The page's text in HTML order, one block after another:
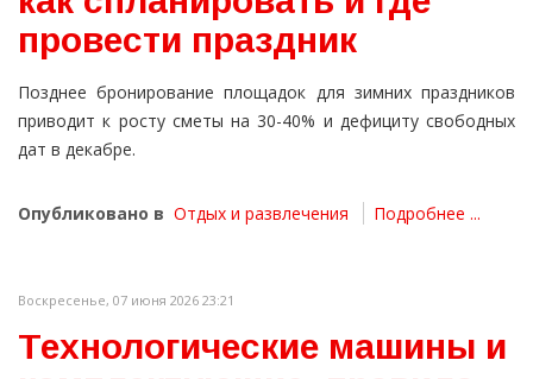
провести праздник
Позднее бронирование площадок для зимних праздников
приводит к росту сметы на 30-40% и дефициту свободных
дат в декабре.
Опубликовано в Отдых и развлечения Подробнее ...
Воскресенье, 07 июня 2026 23:21
Технологические машины и